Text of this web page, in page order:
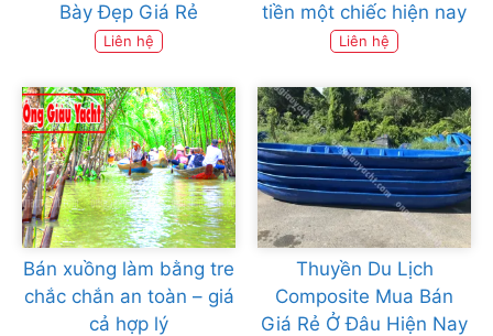
Bày Đẹp Giá Rẻ
Liên hệ
tiền một chiếc hiện nay
Liên hệ
Bán xuồng làm bằng tre
chắc chắn an toàn – giá
cả hợp lý
Thuyền Du Lịch
Composite Mua Bán
Giá Rẻ Ở Đâu Hiện Nay